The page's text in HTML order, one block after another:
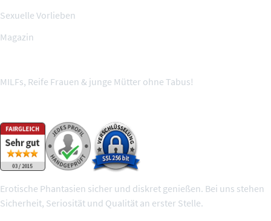
Sexuelle Vorlieben
Magazin
MILFs, Reife Frauen & junge Mütter ohne Tabus!
Erotische Phantasien sicher und diskret genießen. Bei uns stehen
Sicherheit, Seriosität und Qualität an erster Stelle.